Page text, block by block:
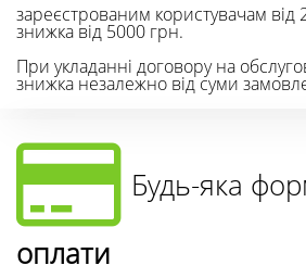
зареєстрованим користувачам від
знижка від 5000 грн.
При укладанні договору на
знижка незалежно від суми
Будь-яка
оплати